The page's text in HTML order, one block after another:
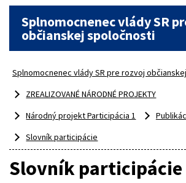
Splnomocnenec vlády SR
občianskej spoločnosti
Splnomocnenec vlády SR pre rozvoj
ZREALIZOVANÉ NÁRODNÉ PROJEKTY
Národný projekt Participácia 1
Slovník participácie
Slovník participácie